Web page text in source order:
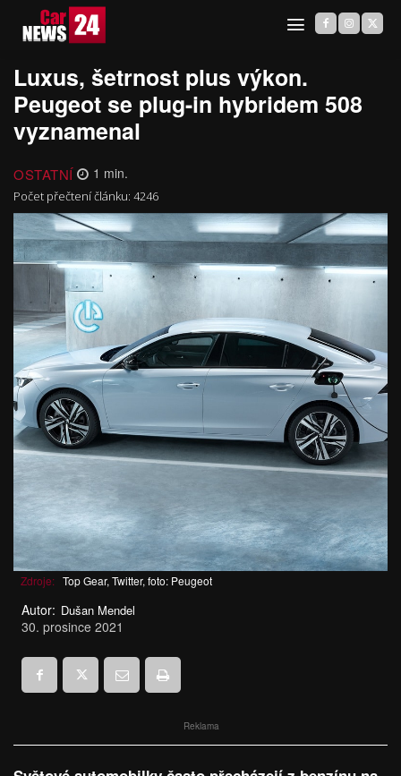
Luxus, šetrnost plus výkon.
Peugeot se plug-in hybridem 508
vyznamenal
OSTATNÍ 1 min.
Počet přečtení článku: 4246
Zdroje: Top Gear, Twitter, foto: Peugeot
Autor: Dušan Mendel
30. prosince 2021
Reklama